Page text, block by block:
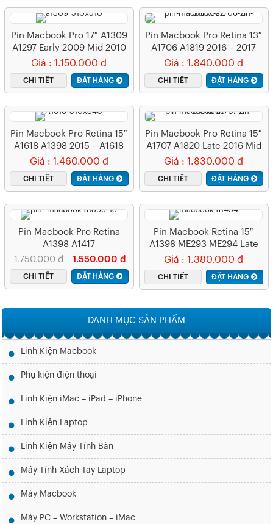
Pin Macbook Pro 17″ A1309
A1297 Early 2009 Mid 2010
– A1309 (ZIN) – 8 CELL
Giá : 1.150.000 đ
CHI TIẾT ĐẶT HÀNG
Pin Macbook Pro Retina 13″
A1706 A1819 2016 – 2017
Giá : 1.840.000 đ
CHI TIẾT ĐẶT HÀNG
Pin Macbook Pro Retina 15″
A1618 A1398 2015 – A1618
(ZIN) – 6 CELL
Giá : 1.460.000 đ
CHI TIẾT ĐẶT HÀNG
Pin Macbook Pro Retina 15″
A1707 A1820 Late 2016 Mid
2017
Giá : 1.830.000 đ
CHI TIẾT ĐẶT HÀNG
Pin Macbook Pro Retina
A1398 A1417
1.550.000 đ
1.750.000 đ
CHI TIẾT ĐẶT HÀNG
Pin Macbook Retina 15″
A1398 ME293 ME294 Late
2013 Mid 2014 – A1494
(ZIN) – 6 CELL
Giá : 1.380.000 đ
CHI TIẾT ĐẶT HÀNG
DANH MỤC SẢN PHẨM
Linh Kiện Macbook
Phụ kiện điện thoại
Linh Kiện iMac – iPad – iPhone
Linh Kiện Laptop
Linh Kiện Máy Tính Bàn
Máy Tính Xách Tay Laptop
Máy Macbook
Máy PC – Workstation – iMac